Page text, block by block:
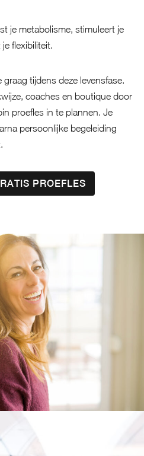
je metabolisme, stimuleert je
flexibiliteit.
tijdens deze levensfase.
coaches en boutique door
proefles in te plannen. Je
persoonlijke begeleiding
PROEFLES